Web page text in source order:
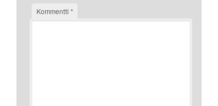
Kommentti*